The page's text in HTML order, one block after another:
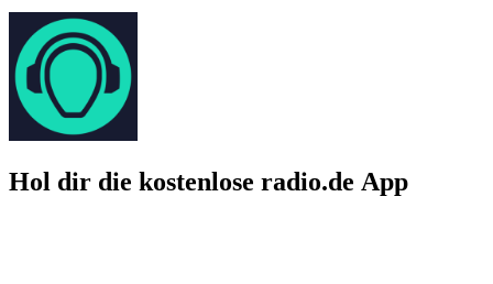
Hol dir die kostenlose radio.de App